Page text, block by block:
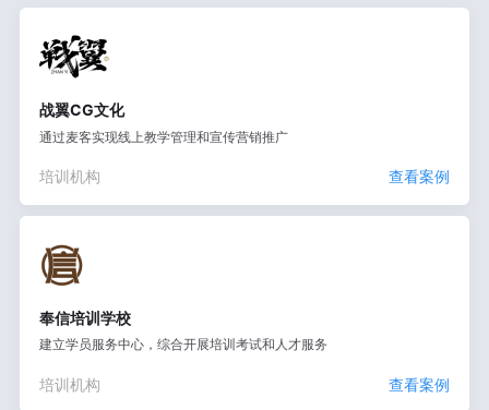
战翼CG文化
通过麦客实现线上教学管理和宣传营销推广
培训机构 查看案例
奉信培训学校
建立学员服务中心，综合开展培训考试和人才服务
培训机构 查看案例